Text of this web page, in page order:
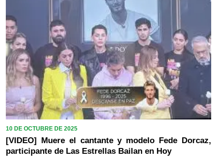
10 DE OCTUBRE DE 2025
[VIDEO] Muere el cantante y modelo Fede Dorcaz,
participante de Las Estrellas Bailan en Hoy